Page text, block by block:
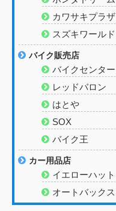
カワサキプラザ
スズキワールド
バイク販売店
バイクセンター
レッドバロン
はとや
SOX
バイク王
カー用品店
イエローハット
オートバックス